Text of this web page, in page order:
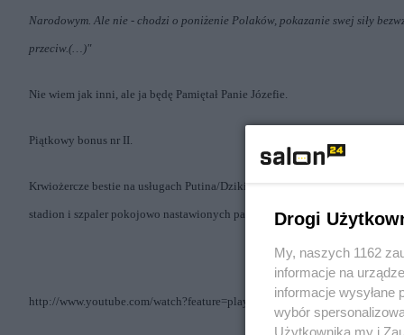
Narodowym. Ale nie - chodzi o poniżenie Polaków, pokazanie swej siły
przeciw.(…)"
Nie wiem jak inni, ale ja będę Pamiętał Panie Józefie.
Piątkowy bonus nr II.
Krwiożercze bestie na usługach Putina/Dzikie hordy ze wschodu (niech
stadion i szpaler pokojowo nastawionych patriotów polskich (niektórzy
http://www.youtube.com/watch?feature=player_embedded&v=K6lSekZtMrs
Drogi
My, naszych 1162
informacje na
informacje wysyłane
wybór